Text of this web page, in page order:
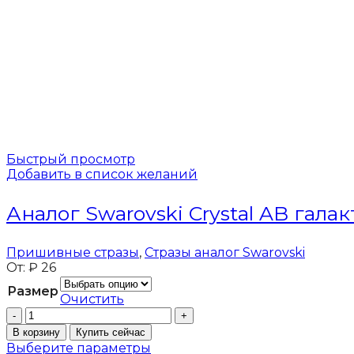
Быстрый просмотр
Добавить в список желаний
Аналог Swarovski Crystal AB
Пришивные стразы, Стразы аналог Swarovski
От: ₽ 26
Размер
Очистить
Количество
товара
Аналог
В корзину Купить сейчас
Выберите параметры